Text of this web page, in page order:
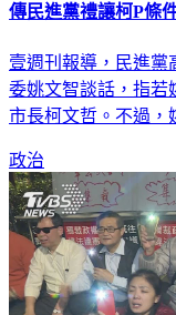
傳民進黨禮讓柯P條
壹週刊報導，民進黨
委姚文智談話，指若
市長柯文哲。不過，
政治